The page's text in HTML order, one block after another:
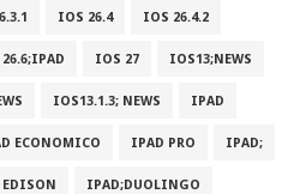
IOS 26.4 IOS 26.4.2
IOS 27 IOS13;NEWS
IOS13.1.3; NEWS IPAD
ECONOMICO IPAD PRO IPAD;
EDISON IPAD;DUOLINGO